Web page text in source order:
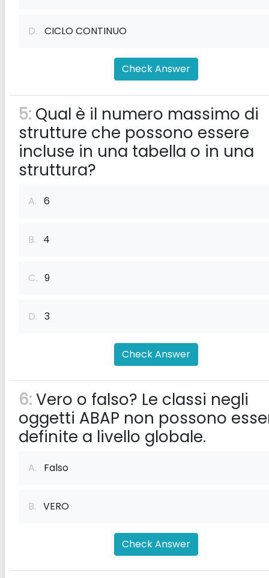
D. CICLO CONTINUO
Check Answer
5: Qual è il numero massimo di
strutture che possono essere
incluse in una tabella o in una
struttura?
A. 6
B. 4
C. 9
D. 3
Check Answer
6:Vero o falso? Le classi negli
oggetti ABAP non possono
definite a livello globale.
A. Falso
B. VERO
Check Answer